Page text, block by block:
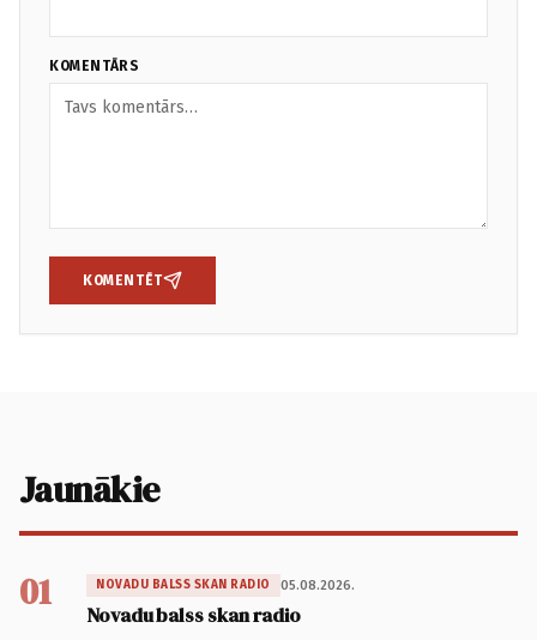
KOMENTĀRS
KOMENTĒT
Jaunākie
01 NOVADU BALSS SKAN RADIO 05.08.2026.
Novadu balss skan radio